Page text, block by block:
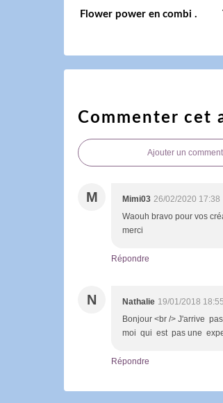
Flower power en combi .
Commenter cet
Ajouter un
M Mimi03 26/02/2020 17:38
Waouh bravo pour vos
merci
Répondre
N Nathalie 19/01/2018 18:55
Bonjour <br /> J'arrive
moi qui est pas une
Répondre